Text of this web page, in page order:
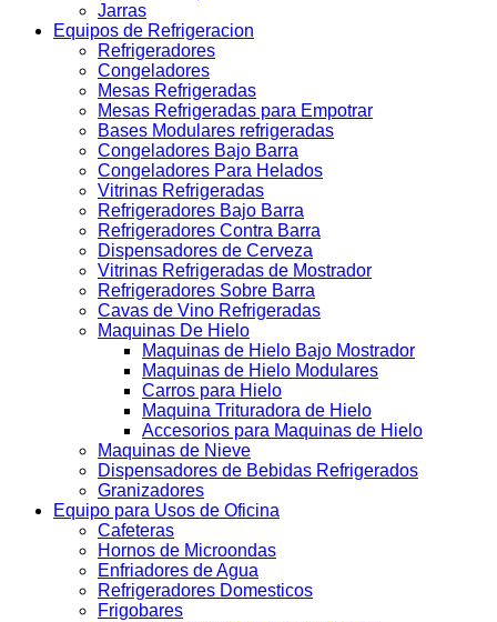
Jarras
Equipos de Refrigeracion
Refrigeradores
Congeladores
Mesas Refrigeradas
Mesas Refrigeradas para Empotrar
Bases Modulares refrigeradas
Congeladores Bajo Barra
Congeladores Para Helados
Vitrinas Refrigeradas
Refrigeradores Bajo Barra
Refrigeradores Contra Barra
Dispensadores de Cerveza
Vitrinas Refrigeradas de Mostrador
Refrigeradores Sobre Barra
Cavas de Vino Refrigeradas
Maquinas De Hielo
Maquinas de Hielo Bajo Mostrador
Maquinas de Hielo Modulares
Carros para Hielo
Maquina Trituradora de Hielo
Accesorios para Maquinas de Hielo
Maquinas de Nieve
Dispensadores de Bebidas Refrigerados
Granizadores
Equipo para Usos de Oficina
Cafeteras
Hornos de Microondas
Enfriadores de Agua
Refrigeradores Domesticos
Frigobares